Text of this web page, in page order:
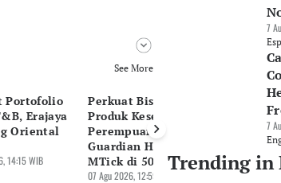
See More
Portofolio
Erajaya
Oriental
14:15 WIB
Perkuat Bisnis
Produk Kesehatan
Perempuan,
Guardian Hadirkan
MTick di 50 Gerai
07 Agu 2026, 12:59 WIB
Alasan
Bawa
Niaga
Indonesia
07 Agu 2026,
Business
7
7
Trending in